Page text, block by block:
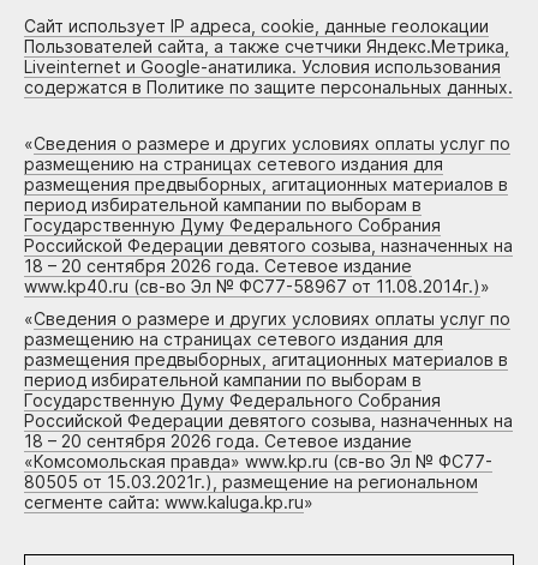
Сайт использует IP адреса, cookie, данные геолокации
Пользователей сайта, а также счетчики Яндекс.Метрика,
Liveinternet и Google-анатилика. Условия использования
содержатся в Политике по защите персональных данных.
«Сведения о размере и других условиях оплаты услуг по
размещению на страницах сетевого издания для
размещения предвыборных, агитационных материалов в
период избирательной кампании по выборам в
Государственную Думу Федерального Собрания
Российской Федерации девятого созыва, назначенных на
18 – 20 сентября 2026 года. Сетевое издание
www.kp40.ru (св-во Эл № ФС77-58967 от 11.08.2014г.)»
«Сведения о размере и других условиях оплаты услуг по
размещению на страницах сетевого издания для
размещения предвыборных, агитационных материалов в
период избирательной кампании по выборам в
Государственную Думу Федерального Собрания
Российской Федерации девятого созыва, назначенных на
18 – 20 сентября 2026 года. Сетевое издание
«Комсомольская правда» www.kp.ru (св-во Эл № ФС77-
80505 от 15.03.2021г.), размещение на региональном
сегменте сайта: www.kaluga.kp.ru»